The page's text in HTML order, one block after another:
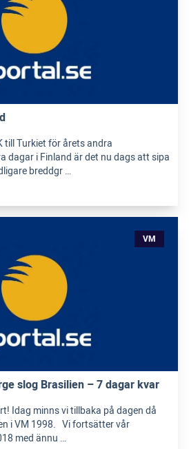
till Turkiet för årets andra
dagar i Finland är det nu dags att sipa
breddgr …
VM
slog Brasilien – 7 dagar kvar
Idag minns vi tillbaka på dagen då
i VM 1998. Vi fortsätter vår
med ännu …